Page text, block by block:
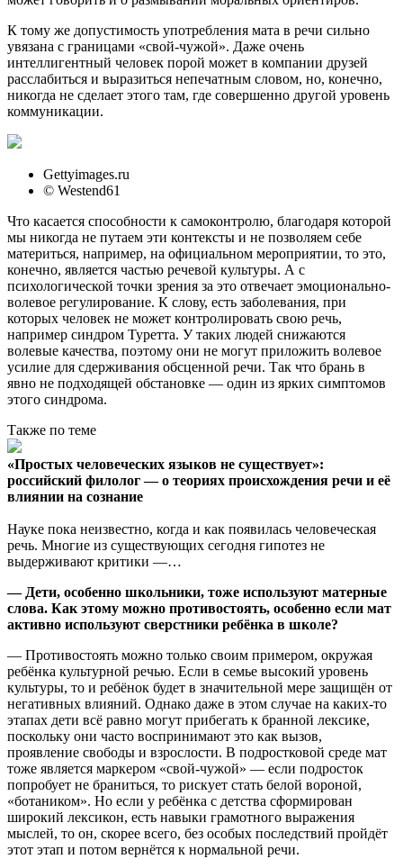
К тому же допустимость употребления мата в речи сильно
увязана с границами «свой-чужой». Даже очень
интеллигентный человек порой может в компании друзей
расслабиться и выразиться непечатным словом, но, конечно,
никогда не сделает этого там, где совершенно другой уровень
коммуникации.
Gettyimages.ru
© Westend61
Что касается способности к самоконтролю, благодаря которой
мы никогда не путаем эти контексты и не позволяем себе
материться, например, на официальном мероприятии, то это,
конечно, является частью речевой культуры. А с
психологической точки зрения за это отвечает эмоционально-
волевое регулирование. К слову, есть заболевания, при
которых человек не может контролировать свою речь,
например синдром Туретта. У таких людей снижаются
волевые качества, поэтому они не могут приложить волевое
усилие для сдерживания обсценной речи. Так что брань в
явно не подходящей обстановке — один из ярких симптомов
этого синдрома.
Также по теме
«Простых человеческих языков не существует»:
российский филолог — о теориях происхождения речи и её
влиянии на сознание
Науке пока неизвестно, когда и как появилась человеческая
речь. Многие из существующих сегодня гипотез не
выдерживают критики —…
— Дети, особенно школьники, тоже используют матерные
слова. Как этому можно противостоять, особенно если мат
активно используют сверстники ребёнка в школе?
— Противостоять можно только своим примером, окружая
ребёнка культурной речью. Если в семье высокий уровень
культуры, то и ребёнок будет в значительной мере защищён от
негативных влияний. Однако даже в этом случае на каких-то
этапах дети всё равно могут прибегать к бранной лексике,
поскольку они часто воспринимают это как вызов,
проявление свободы и взрослости. В подростковой среде мат
тоже является маркером «свой-чужой» — если подросток
попробует не браниться, то рискует стать белой вороной,
«ботаником». Но если у ребёнка с детства сформирован
широкий лексикон, есть навыки грамотного выражения
мыслей, то он, скорее всего, без особых последствий пройдёт
этот этап и потом вернётся к нормальной речи.